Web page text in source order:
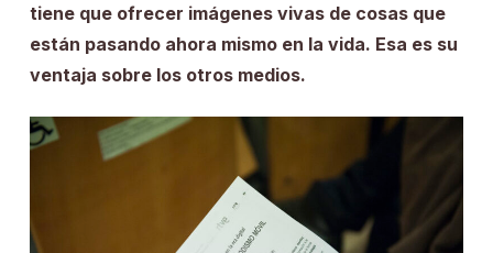
tiene que ofrecer imágenes vivas de cosas que
están pasando ahora mismo en la vida. Esa es su
ventaja sobre los otros medios.